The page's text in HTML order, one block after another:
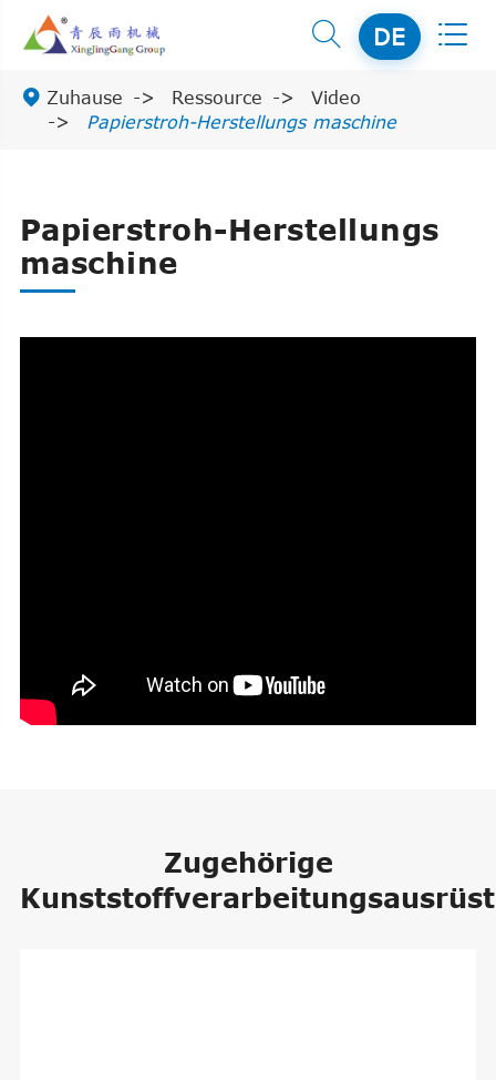
 DE 
 Zuhause Ressource
Video
Papierstroh-Herstellungs maschine
Papierstroh-Herstellungs
maschine
Zugehörige